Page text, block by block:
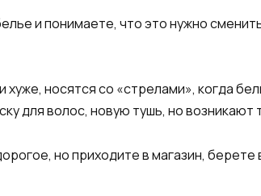
и понимаете, что это нужно
носятся со «стрелами», когда
для волос, новую тушь, но возникают
но приходите в магазин, берете